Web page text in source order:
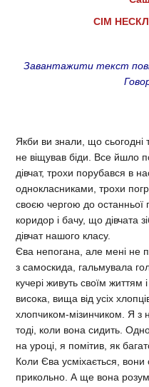
СІМ
Завантажити текст
Якби ви знали, що сьогодні
не віщував біди. Все йшло
дівчат, трохи порубався в
однокласниками, трохи
своєю чергою до останньої
коридор і бачу, що дівчата
дівчат нашого класу.
Єва непогана, але мені не
з самоскида, гальмувала
кучері живуть своїм життям
висока, вища від усіх
хлопчиком-мізинчиком. Я з
тоді, коли вона сидить.
на уроці, я помітив, як
Коли Єва усміхається, вони
прикольно. А ще вона